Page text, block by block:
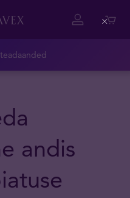
andis
Close